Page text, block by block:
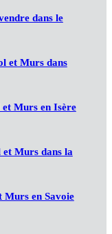
dans le
et Murs dans
et Murs en Isère
et Murs dans la
Murs en Savoie